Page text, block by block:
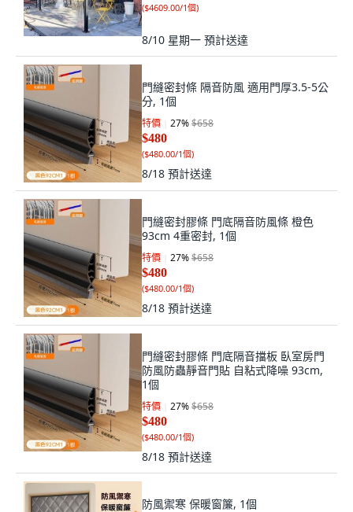
($4609.00/1個)
8/10 星期一 預計送達
門縫密封條 隔音防風 適用門厚3.5-5公
分, 1個
特價 27%$658
$480
($480.00/1個)
8/18 預計送達
門縫密封膠條 門底隔音防風條 橙色
93cm 4重密封, 1個
特價 27%$658
$480
($480.00/1個)
8/18 預計送達
門縫密封膠條 門底隔音擋板 臥室房門
防風防蟲靜音門貼 自粘式降噪 93cm,
1個
特價 27%$658
$480
($480.00/1個)
8/18 預計送達
防風禦寒 保暖窗簾, 1個